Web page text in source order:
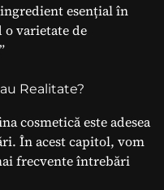
esențial în
varietate de
Realitate?
cosmetică este adesea
În acest capitol, vom
frecvente întrebări